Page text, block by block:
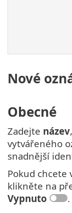
Nové
Obecné
Zadejte název
vytvářeného
snadnější
Pokud chcete
klikněte na
Vypnuto
.